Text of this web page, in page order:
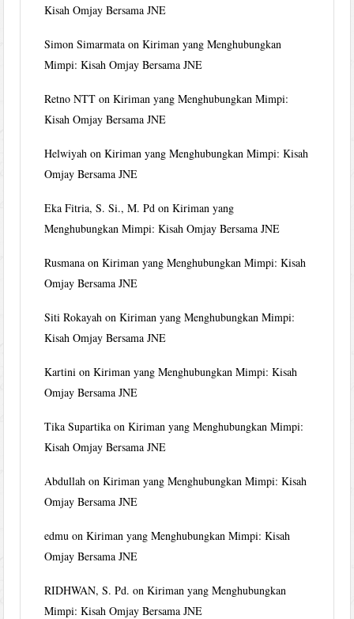
Kisah Omjay Bersama JNE
Simon Simarmata onKiriman yang Menghubungkan
Mimpi: Kisah Omjay Bersama JNE
Retno NTT onKiriman yang Menghubungkan Mimpi:
Kisah Omjay Bersama JNE
Helwiyah onKiriman yang Menghubungkan Mimpi: Kisah
Omjay Bersama JNE
Eka Fitria, S. Si., M. Pd onKiriman yang
Menghubungkan Mimpi: Kisah Omjay Bersama JNE
Rusmana onKiriman yang Menghubungkan Mimpi: Kisah
Omjay Bersama JNE
Siti Rokayah onKiriman yang Menghubungkan Mimpi:
Kisah Omjay Bersama JNE
Kartini onKiriman yang Menghubungkan Mimpi: Kisah
Omjay Bersama JNE
Tika Supartika onKiriman yang Menghubungkan Mimpi:
Kisah Omjay Bersama JNE
Abdullah onKiriman yang Menghubungkan Mimpi: Kisah
Omjay Bersama JNE
edmu onKiriman yang Menghubungkan Mimpi: Kisah
Omjay Bersama JNE
RIDHWAN, S. Pd. onKiriman yang Menghubungkan
Mimpi: Kisah Omjay Bersama JNE